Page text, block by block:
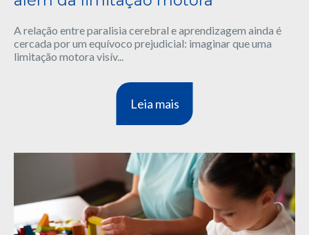
A relação entre paralisia cerebral e aprendizagem ainda é
cercada por um equívoco prejudicial: imaginar que uma
limitação motora visív...
Leia mais